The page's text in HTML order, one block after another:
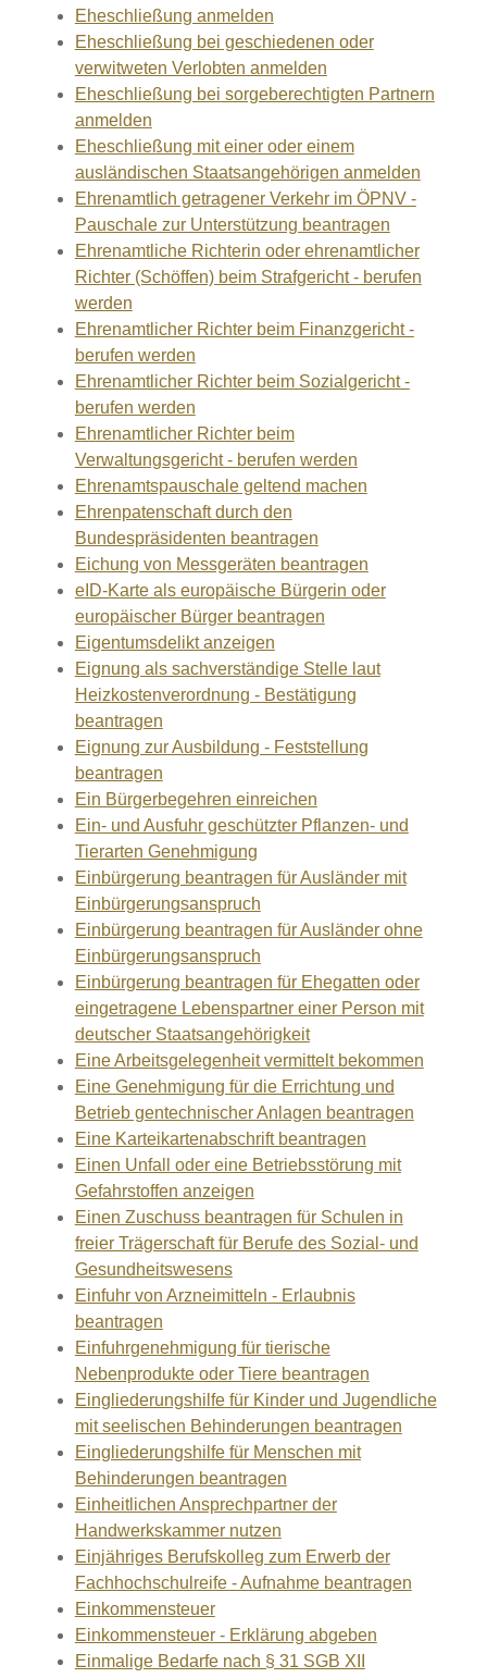
Eheschließung anmelden
Eheschließung bei geschiedenen oder
verwitweten Verlobten anmelden
Eheschließung bei sorgeberechtigten Partnern
anmelden
Eheschließung mit einer oder einem
ausländischen Staatsangehörigen anmelden
Ehrenamtlich getragener Verkehr im ÖPNV -
Pauschale zur Unterstützung beantragen
Ehrenamtliche Richterin oder ehrenamtlicher
Richter (Schöffen) beim Strafgericht - berufen
werden
Ehrenamtlicher Richter beim Finanzgericht -
berufen werden
Ehrenamtlicher Richter beim Sozialgericht -
berufen werden
Ehrenamtlicher Richter beim
Verwaltungsgericht - berufen werden
Ehrenamtspauschale geltend machen
Ehrenpatenschaft durch den
Bundespräsidenten beantragen
Eichung von Messgeräten beantragen
eID-Karte als europäische Bürgerin oder
europäischer Bürger beantragen
Eigentumsdelikt anzeigen
Eignung als sachverständige Stelle laut
Heizkostenverordnung - Bestätigung
beantragen
Eignung zur Ausbildung - Feststellung
beantragen
Ein Bürgerbegehren einreichen
Ein- und Ausfuhr geschützter Pflanzen- und
Tierarten Genehmigung
Einbürgerung beantragen für Ausländer mit
Einbürgerungsanspruch
Einbürgerung beantragen für Ausländer ohne
Einbürgerungsanspruch
Einbürgerung beantragen für Ehegatten oder
eingetragene Lebenspartner einer Person mit
deutscher Staatsangehörigkeit
Eine Arbeitsgelegenheit vermittelt bekommen
Eine Genehmigung für die Errichtung und
Betrieb gentechnischer Anlagen beantragen
Eine Karteikartenabschrift beantragen
Einen Unfall oder eine Betriebsstörung mit
Gefahrstoffen anzeigen
Einen Zuschuss beantragen für Schulen in
freier Trägerschaft für Berufe des Sozial- und
Gesundheitswesens
Einfuhr von Arzneimitteln - Erlaubnis
beantragen
Einfuhrgenehmigung für tierische
Nebenprodukte oder Tiere beantragen
Eingliederungshilfe für Kinder und Jugendliche
mit seelischen Behinderungen beantragen
Eingliederungshilfe für Menschen mit
Behinderungen beantragen
Einheitlichen Ansprechpartner der
Handwerkskammer nutzen
Einjähriges Berufskolleg zum Erwerb der
Fachhochschulreife - Aufnahme beantragen
Einkommensteuer
Einkommensteuer - Erklärung abgeben
Einmalige Bedarfe nach § 31 SGB XII